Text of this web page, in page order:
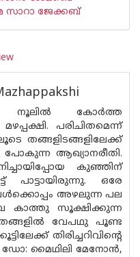
സാറാ ജേക്കബ്
നൂലില്‍ കോര്‍ത്ത
പരിചിതമെന്ന്
തങ്ങളിടങ്ങളിലേക്ക്
ആഖ്യാനരീതി.
കുഞ്ഞിന്
ഒരേ
അഴലുന്ന പല
കാത്തു സൂക്ഷിക്കുന്ന
വേപഥു പൂണ്ട
തിരിച്ചറിവിന്റെ
ഡോ: മൈഥിലി മേനോന്‍,